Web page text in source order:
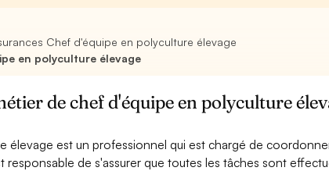
Chef d'équipe en polyculture élevage
en polyculture élevage
de chef d'équipe en polyculture
élevage est un professionnel qui est chargé de
responsable de s'assurer que toutes les tâches sont